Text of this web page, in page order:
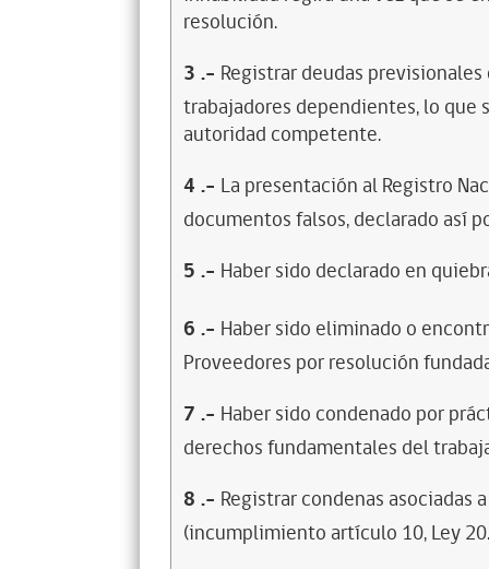
resolución.
3 .- Registrar deudas
trabajadores dependientes, lo
autoridad competente.
4 .- La presentación al Registro
documentos falsos, declarado así
5 .- Haber sido declarado en
6 .- Haber sido eliminado o
Proveedores por resolución
7 .- Haber sido condenado por
derechos fundamentales del
8 .- Registrar condenas asociadas
(incumplimiento artículo 10, Ley